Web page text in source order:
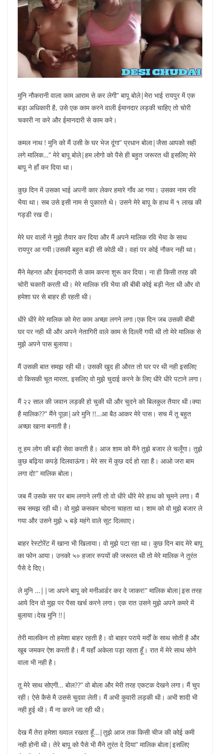
मुनि नौकरानी वाला काम आराम से कर लेगी” बापू बोले|मेरा भाई रायपुर में एक
बड़ा अधिकारी है, उसे एक काम करने वाली ईमानदार लड़की चाहिए तो चोरी
चकारी ना करे और ईमानदारी से काम करे।
कमल नाथ ! मुनि को मैं उसी के घर भेज दूंगा” प्रधान बोला|जैसा आपको सही
लगे मालिक…” मेरे बापू बोले|हम लोगो को पैसे ही बहुत जरूरत थी इसलिए मेरे
बापू ने हाँ कर दिया था।
कुछ दिन में उसका भाई अपनी कार लेकर हमारे गाँव आ गया। उसका नाम रवि
भैया था। सब उसे इसी नाम से पुकारते थे। उसने मेरे बापू के हाथ में १ लाख की
गड्डी रख दी।
मेरे घर वालों ने मुझे तैयार कर दिया और मैं अपने मालिक रवि भैया के साथ
रायपुर आ गयी।उसकी बहुत बड़ी सी कोठी थी। वहां पर कोई नौकर नही था।
मैंने मेहनत और ईमानदारी से काम करना शुरू कर दिया। ना ही किसी तरह की
चोरी चकारी करती थी। मेरे मालिक रवि भैया की बीबी कोई बड़ी नेता थी और वो
हमेशा घर से बाहर ही रहती थी।
धीरे धीरे मेरे मालिक को मेरा काम अच्छा लगने लगा।एक दिन जब उसकी बीबी
घर पर नही थी और अपने नेतागिरी वाले काम से दिल्ली गयी थी तो मेरे मालिक से
मुझे अपने पास बुलाया।
मैं उसकी बात समझ रही थी। उसकी खुद ही औरत तो घर पर थी नही इसलिए
वो किसकी चूत मारता, इसलिए वो मुझे चुदाई करने के लिए धीरे धीरे पटाने लगा।
मैं २२ साल की जवान लड़की हो चुकी थी और चुदने को बिलकुल तैयार थी।क्या
है मालिक??” मैंने पूछा|अरे मुनि !!…आ बैठ आकर मेरे पास। सच में तू बहुत
अच्छा खाना बनाती है।
तू हम लोग की बड़ी सेवा करती है। आज शाम को मैंने तुझे बजार ले चलूँगा। तुझे
कुछ बढ़िया कपड़े दिलवाऊंगा। मेरे सर में कुछ दर्द हो रहा है। आओ जरा बाम
लगा दो!” मालिक बोला।
जब मैं उसके सर पर बाम लगाने लगी तो वो धीरे धीरे मेरे हाथ को चूमने लगा। मैं
सब समझ रही थी। वो मुझे कसकर चोदना चाहता था। शाम को वो मुझे बजार ले
गया और उसने मुझे ५ बड़े महंगे वाले सूट दिलवाए।
बाहर रेस्टोरेंट में खाना भी खिलाया। वो मुझे पटा रहा था। कुछ दिन बाद मेरे बापू
का फोन आया। उनको ५० हजार रुपयों की जरूरत थी तो मेरे मालिक ने तुरंत
पैसे दे दिए।
ले मुनि …||जा अपने बापू को मनीआर्डर कर दे जाकर!” मालिक बोला|इस तरह
आये दिन वो मुझ पर पैसा खर्च करने लगा। एक रात उसने मुझे अपने कमरे में
बुलाया।देख मुनि !!|
तेरी मालकिन तो हमेशा बाहर रहती है। वो बाहर पराये मर्दों के साथ सोती है और
खूब जमकर ऐश करती है। मैं यहाँ अकेला पड़ा रहता हूँ। रात में मेरे साथ सोने
वाला भी नही है।
तू मेरे साथ सोएगी… बोल??” वो बोला और मेरी तरह एकटक देखने लगा। मैं चुप
रही। ऐसे कैसे मै उससे चुदवा लेती। मैं अभी कुवारी लड़की थी। अभी शादी भी
नही हुई थी। मैं ना करने जा रही थी।
देख मैं तेरा हमेशा ख्याल रखता हूँ…|तुझे आज तक किसी चीज की कोई कमी
नही होनी थी। तेरे बापू को पैसे भी मैंने तुरंत दे दिया” मालिक बोला|इसलिए